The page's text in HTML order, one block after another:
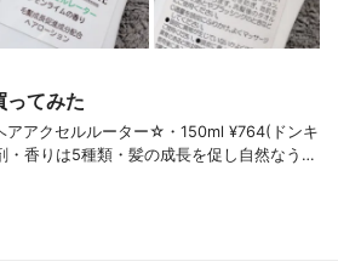
ってみた
アクセルルーター☆・150ml ¥764(ドンキ
・香りは5種類・髪の成長を促し自然なう…